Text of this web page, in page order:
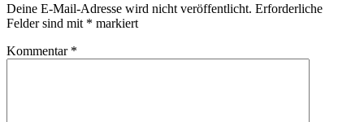
Deine E-Mail-Adresse wird nicht veröffentlicht. Erforderliche
Felder sind mit * markiert
Kommentar *